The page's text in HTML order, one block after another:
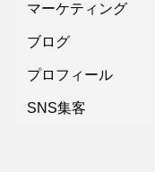
マーケティング
ブログ
プロフィール
SNS集客